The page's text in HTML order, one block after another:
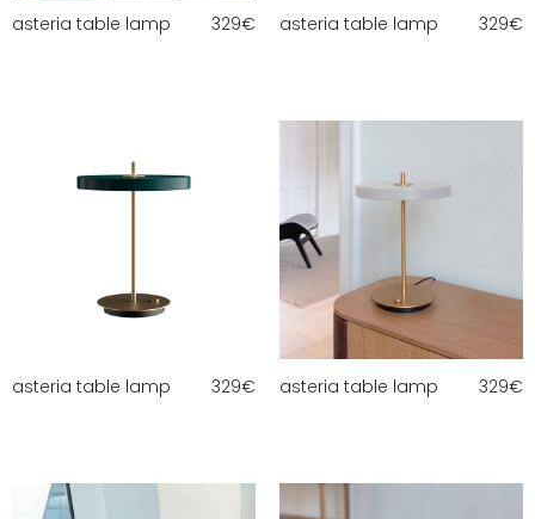
asteria table lamp 329€ asteria table lamp 329€
asteria table lamp 329€ asteria table lamp 329€